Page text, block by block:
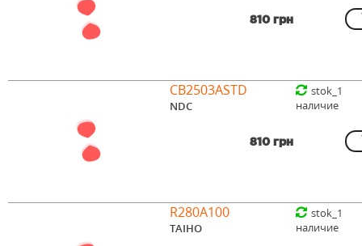
810 грн
CB2503ASTD
NDC
810 грн
stok_1
наличие
R280A100
TAIHO
stok_1
наличие